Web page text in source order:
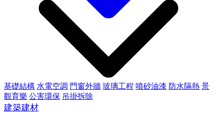
基礎結構 水電空調 門窗外牆 玻璃工程 噴砂油漆 防水隔熱 景
觀育樂 公害環保 吊掛拆除
建築建材